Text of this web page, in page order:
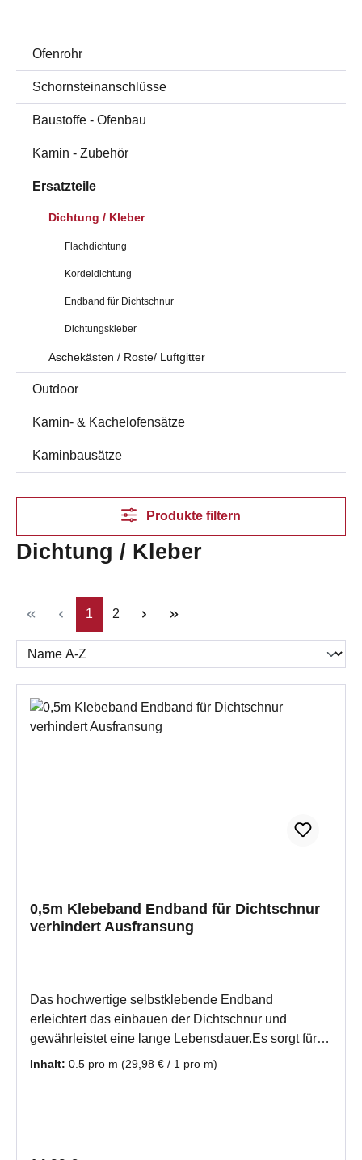
Ofenrohr
Schornsteinanschlüsse
Baustoffe - Ofenbau
Kamin - Zubehör
Ersatzteile
Dichtung / Kleber
Flachdichtung
Kordeldichtung
Endband für Dichtschnur
Dichtungskleber
Aschekästen / Roste/ Luftgitter
Outdoor
Kamin- & Kachelofensätze
Kaminbausätze
Produkte filtern
Dichtung / Kleber
Seite
1 Seite
2
0,5m Klebeband Endband für Dichtschnur
verhindert Ausfransung
Das hochwertige selbstklebende Endband
erleichtert das einbauen der Dichtschnur und
gewährleistet eine lange Lebensdauer.Es sorgt für
eine gute Dichtigkeit auch nach einer langen
Inhalt: 0.5 pro m (29,98 € / 1 pro m)